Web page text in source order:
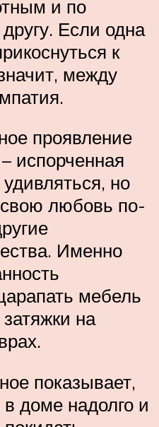
и по
Если одна
к
между
проявление
испорченная
но
любовь по-
Именно
мебель
на
показывает,
доме надолго и